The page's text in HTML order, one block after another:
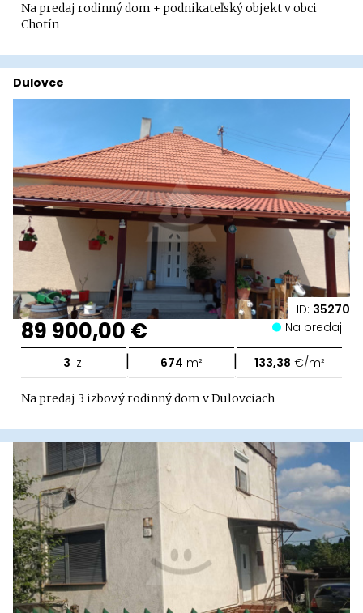
Na predaj rodinný dom + podnikateľský objekt v obci
Chotín
ID: 35270
Dulovce
89 900,00 € Na predaj
3 iz. | 674 m² | 133,38 €/m²
Na predaj 3 izbový rodinný dom v Dulovciach